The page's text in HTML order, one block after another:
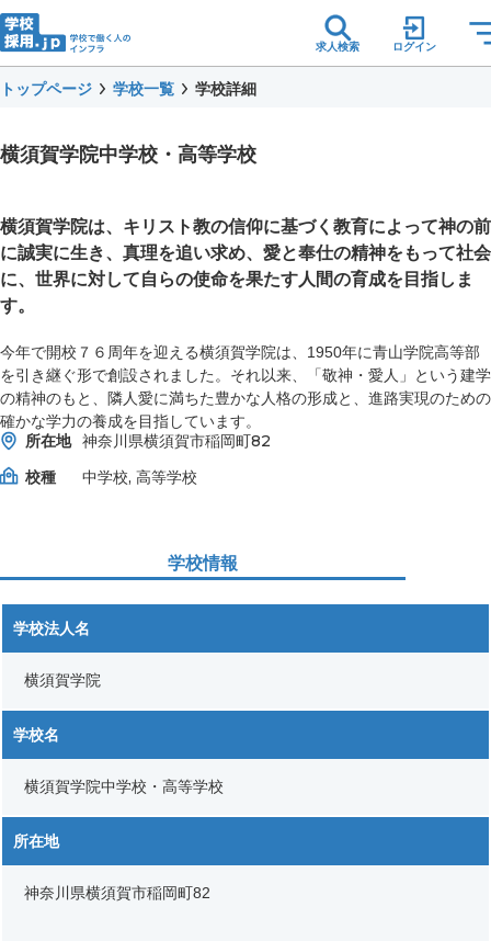
求人検索 ログイン
トップページ 学校一覧 学校詳細
横須賀学院中学校・高等学校
横須賀学院は、キリスト教の信仰に基づく教育によって神の前
に誠実に生き、真理を追い求め、愛と奉仕の精神をもって社会
に、世界に対して自らの使命を果たす人間の育成を目指しま
す。
今年で開校７６周年を迎える横須賀学院は、1950年に青山学院高等部
を引き継ぐ形で創設されました。それ以来、「敬神・愛人」という建学
の精神のもと、隣人愛に満ちた豊かな人格の形成と、進路実現のための
確かな学力の養成を目指しています。
所在地 神奈川県横須賀市稲岡町82
校種
中学校, 高等学校
学校情報
学校法人名
横須賀学院
学校名
横須賀学院中学校・高等学校
所在地
神奈川県横須賀市稲岡町82